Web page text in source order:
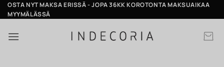
Skip
to
OSTA NYT MAKSA ERISSÄ - JOPA 36KK KOROTONTA MAKSUAIKAA
MYYMÄLÄSSÄ